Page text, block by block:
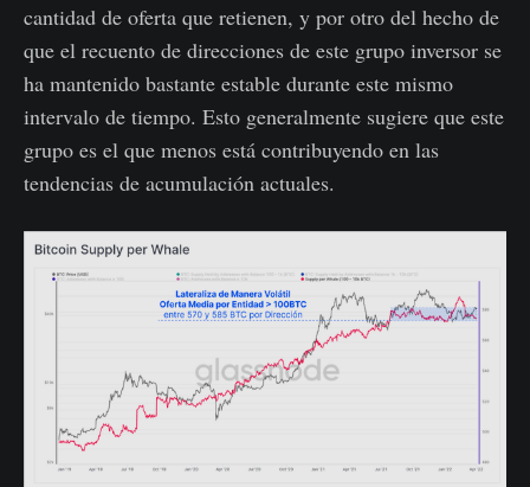
cantidad de oferta que retienen, y por otro del hecho de
que el recuento de direcciones de este grupo inversor se
ha mantenido bastante estable durante este mismo
intervalo de tiempo. Esto generalmente sugiere que este
grupo es el que menos está contribuyendo en las
tendencias de acumulación actuales.